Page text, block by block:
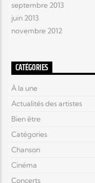
septembre 2013
juin 2013
novembre 2012
CATÉGORIES
À la une
Actualités des artistes
Bien être
Catégories
Chanson
Cinéma
Concerts